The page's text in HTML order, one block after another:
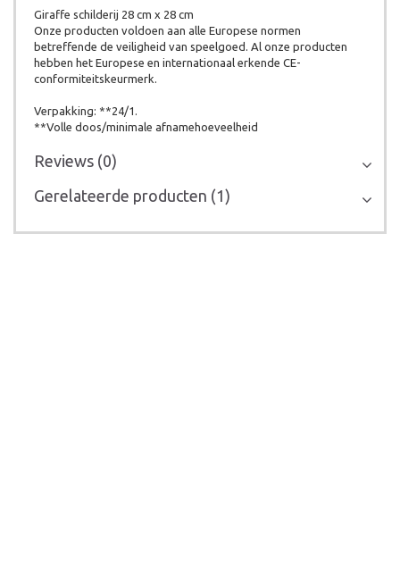
Giraffe schilderij 28 cm x 28 cm
Onze producten voldoen aan alle Europese normen
betreffende de veiligheid van speelgoed. Al onze producten
hebben het Europese en internationaal erkende CE-
conformiteitskeurmerk.
Verpakking: **24/1.
**Volle doos/minimale afnamehoeveelheid
Reviews (0)
Gerelateerde producten (1)